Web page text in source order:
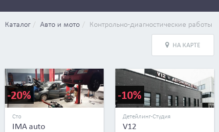
Каталог Авто и мото Контрольно-диагностические работы
НА КАРТЕ
-20%
Сто
IMA auto
-10%
Детейлинг-Студия
V12